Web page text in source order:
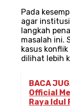
Pada
agar
langkah
masalah ini.
kasus
dilihat lebih
BACA
Official
Raya Idul